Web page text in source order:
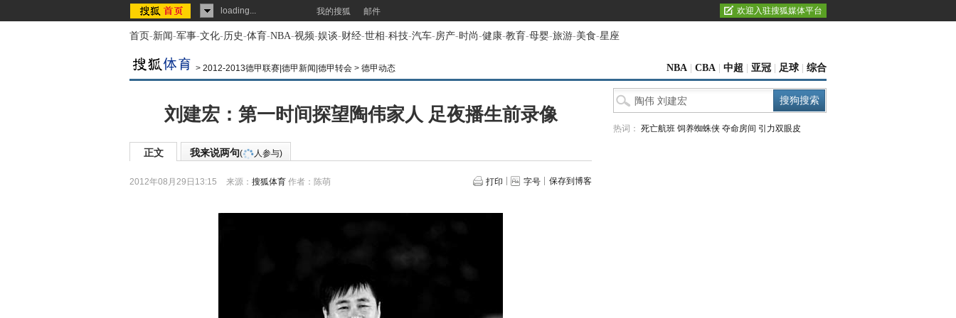
loading... 我的搜狐 邮件 欢迎入驻搜狐媒体平台
首页-新闻-军事-文化-历史-体育-NBA-视频-娱谈-财经-世相-科技-汽车-房产-时尚-健康-教育-母婴-旅游-美食-星座
> 2012-2013德甲联赛|德甲新闻|德甲转会 > 德甲动态 NBA CBA 中超 亚冠 足球 综合
刘建宏：第一时间探望陶伟家人 足夜播生前录像
正文 我来说两句( 人参与)
2012年08月29日13:15 来源： 搜狐体育 作者：陈萌 打印 字号 保存到博客
热词： 死亡航班 饲养蜘蛛侠 夺命房间 引力双眼皮